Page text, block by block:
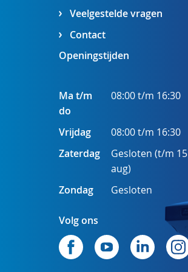
Veelgestelde vragen
Contact
Openingstijden
Ma t/m
do
08:00 t/m 16:30
Vrijdag
08:00 t/m 16:30
Zaterdag
Gesloten (t/m 15
aug)
Zondag
Gesloten
Volg ons